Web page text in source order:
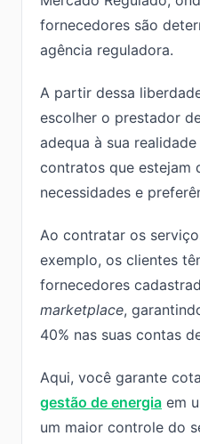
fornecedores são
agência reguladora.
A partir dessa
escolher o prestador
adequa à sua
contratos que estejam
necessidades e
Ao contratar os
exemplo, os clientes
fornecedores
marketplace,
40% nas suas contas
Aqui, você garante
gestão de energia em
um maior controle do